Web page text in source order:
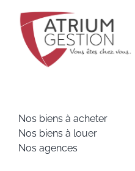
Nos biens à acheter
Nos biens à louer
Nos agences